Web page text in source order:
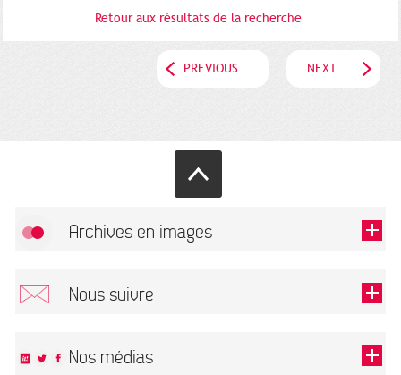
Retour aux résultats de la recherche
PREVIOUS NEXT
Archives en images
Nous suivre
Nos médias